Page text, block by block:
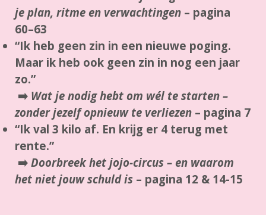
je plan, ritme en verwachtingen – pagina
60–63
“Ik heb geen zin in een nieuwe poging.
Maar ik heb ook geen zin in nog een jaar
zo.”
➡️ Wat je nodig hebt om wél te starten –
zonder jezelf opnieuw te verliezen – pagina 7
“Ik val 3 kilo af. En krijg er 4 terug met
rente.”
➡️ Doorbreek het jojo-circus – en waarom
het niet jouw schuld is – pagina 12 & 14-15